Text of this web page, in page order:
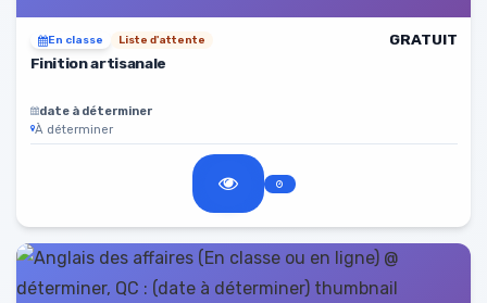
En classe Liste d'attente
GRATUIT
Finition artisanale
date à déterminer
À déterminer